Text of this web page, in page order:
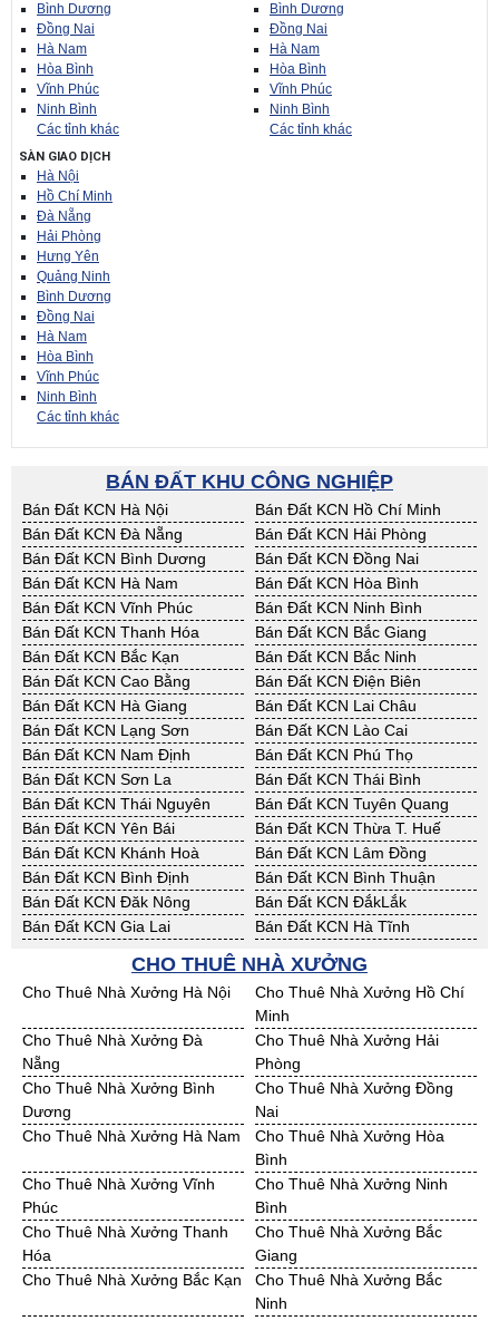
Bình Dương
Đồng Nai
Hà Nam
Hòa Bình
Vĩnh Phúc
Ninh Bình
Các tỉnh khác
Bình Dương
Đồng Nai
Hà Nam
Hòa Bình
Vĩnh Phúc
Ninh Bình
Các tỉnh khác
SÀN GIAO DỊCH
Hà Nội
Hồ Chí Minh
Đà Nẵng
Hải Phòng
Hưng Yên
Quảng Ninh
Bình Dương
Đồng Nai
Hà Nam
Hòa Bình
Vĩnh Phúc
Ninh Bình
Các tỉnh khác
BÁN ĐẤT KHU CÔNG NGHIỆP
Bán Đất KCN Hà Nội
Bán Đất KCN Hồ Chí Minh
Bán Đất KCN Đà Nẵng
Bán Đất KCN Hải Phòng
Bán Đất KCN Bình Dương
Bán Đất KCN Đồng Nai
Bán Đất KCN Hà Nam
Bán Đất KCN Hòa Bình
Bán Đất KCN Vĩnh Phúc
Bán Đất KCN Ninh Bình
Bán Đất KCN Thanh Hóa
Bán Đất KCN Bắc Giang
Bán Đất KCN Bắc Kạn
Bán Đất KCN Bắc Ninh
Bán Đất KCN Cao Bằng
Bán Đất KCN Điện Biên
Bán Đất KCN Hà Giang
Bán Đất KCN Lai Châu
Bán Đất KCN Lạng Sơn
Bán Đất KCN Lào Cai
Bán Đất KCN Nam Định
Bán Đất KCN Phú Thọ
Bán Đất KCN Sơn La
Bán Đất KCN Thái Bình
Bán Đất KCN Thái Nguyên
Bán Đất KCN Tuyên Quang
Bán Đất KCN Yên Bái
Bán Đất KCN Thừa T. Huế
Bán Đất KCN Khánh Hoà
Bán Đất KCN Lâm Đồng
Bán Đất KCN Bình Định
Bán Đất KCN Bình Thuận
Bán Đất KCN Đăk Nông
Bán Đất KCN ĐắkLắk
Bán Đất KCN Gia Lai
Bán Đất KCN Hà Tĩnh
Bán Đất KCN Nghệ An
Bán Đất KCN Ninh Thuận
Bán Đất KCN Phú Yên
Bán Đất KCN Quảng Bình
Bán Đất KCN Quảng Nam
Bán Đất KCN Quảng Ngãi
Bán Đất KCN Bà Rịa - VT
Bán Đất KCN Cần Thơ
Bán Đất KCN An Giang
Bán Đất KCN Bạc Liêu
Bán Đất KCN Bến Tre
Bán Đất KCN Bình Phước
Bán Đất KCN Cà Mau
Bán Đất KCN Đồng Tháp
Bán Đất KCN Hậu Giang
Bán Đất KCN Kiên Giang
Bán Đất KCN Long An
Bán Đất KCN Sóc Trăng
Bán Đất KCN Tây Ninh
Bán Đất KCN Tiền Giang
Bán Đất KCN Trà Vinh
Bán Đất KCN Vĩnh Long
Bán Đất KCN Hải Dương
Bán Đất KCN Hưng Yên
Bán Đất KCN Quảng Ninh
CHO THUÊ NHÀ XƯỞNG
Cho Thuê Nhà Xưởng Hà Nội
Cho Thuê Nhà Xưởng Hồ Chí
Minh
Cho Thuê Nhà Xưởng Đà
Nẵng
Cho Thuê Nhà Xưởng Hải
Phòng
Cho Thuê Nhà Xưởng Bình
Dương
Cho Thuê Nhà Xưởng Đồng
Nai
Cho Thuê Nhà Xưởng Hà Nam
Cho Thuê Nhà Xưởng Hòa
Bình
Cho Thuê Nhà Xưởng Vĩnh
Phúc
Cho Thuê Nhà Xưởng Ninh
Bình
Cho Thuê Nhà Xưởng Thanh
Hóa
Cho Thuê Nhà Xưởng Bắc
Giang
Cho Thuê Nhà Xưởng Bắc Kạn
Cho Thuê Nhà Xưởng Bắc
Ninh